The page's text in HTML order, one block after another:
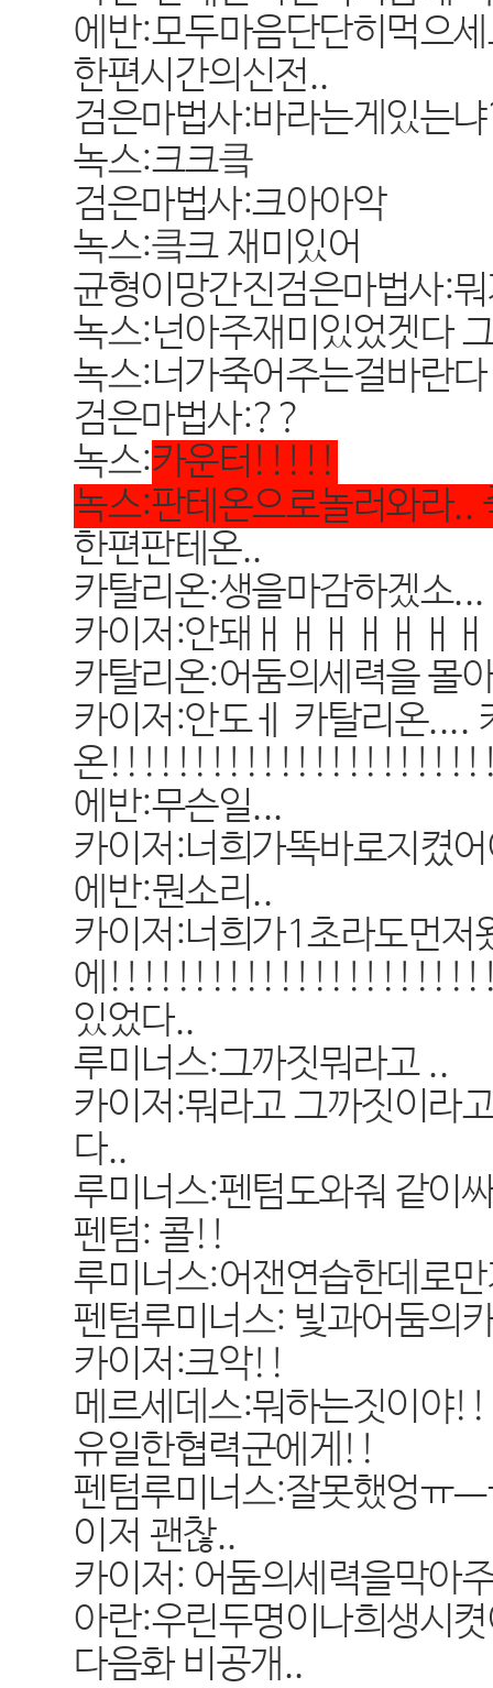
에반:모두마음단단히먹으
한편시간의신전..
검은마법사:바라는게있는
녹스:크크킄
검은마법사:크아아악
녹스:킄크 재미있어
균형이망간진검은마법사:
녹스:넌아주재미있었겟다
녹스:너가죽어주는걸바란다
검은마법사:??
녹스:카운터!!!!!
녹스:판테온으로놀러와라..
한편판테온..
카탈리온:생을마감하겠소...
카이저:안돼ㅐㅐㅐㅐㅐㅐ
카탈리온:어둠의세력을 몰
카이저:안도ㅔ 카탈리온....
온
에반:무슨일...
카이저:너희가똑바로지켰
에반:뭔소리..
카이저:너희가1초라도먼저
에
있었다..
루미너스:그까짓뭐라고 ..
카이저:뭐라고 그까짓이라
다..
루미너스:펜텀도와줘 같이
펜텀: 콜!!
루미너스:어잰연습한데로
펜텀루미너스: 빛과어
카이저:크악!!
메르세데스:뭐하는짓이야!!
유일한협력군에게!!
펜텀루미너스:잘못했엉ㅠ
이저 괜찮..
카이저: 어둠의세력을막아
아란:우린두명이나희생시
다음화 비공개..